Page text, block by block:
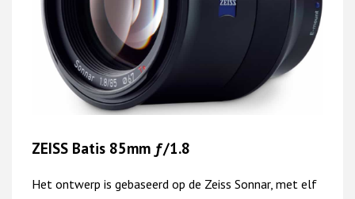
ZEISS Batis 85mm ƒ/1.8
Het ontwerp is gebaseerd op de Zeiss Sonnar, met elf